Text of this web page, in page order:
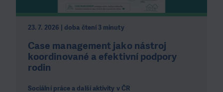
23. 7. 2026 | doba čtení 3 minuty
Case management jako nástroj
koordinované a efektivní podpory
rodin
Sociální práce a další aktivity v ČR